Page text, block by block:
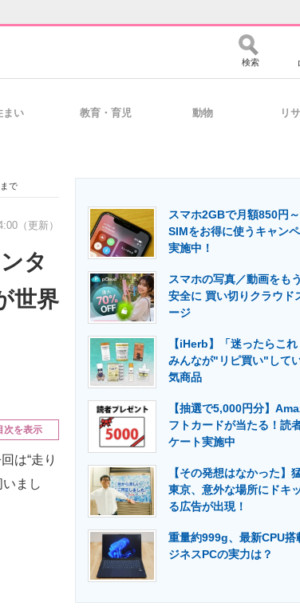
経営リーダーのコミュニティ マーケ×ITの今がよく分か
製造業のIT導入・活用を支援
エネルギーの専門メディア 建設×テクノロジーの最前線
検索
まい 教育・育児 動物 リ
で
（更新）
タ
世界
次を表示
は“走り
まし
スマホ2GBで月額850円
SIMをお得に使うキャン
実施中！
スマホの写真／動画をも
安全に 買い切りクラウド
ージ
【iHerb】「迷ったらこれ
みんなが"リピ買い"して
気商品
【抽選で5,000円分】
フトカードが当たる！読
ケート実施中
【その発想はなかった】
東京、意外な場所にドキ
る広告が出現！
重量約999g、最新CPU搭
ジネスPCの実力は？